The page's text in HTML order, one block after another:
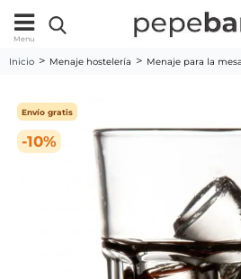
Menu
Inicio Menaje hostelería Menaje para la mesa
-10%
Envío gratis